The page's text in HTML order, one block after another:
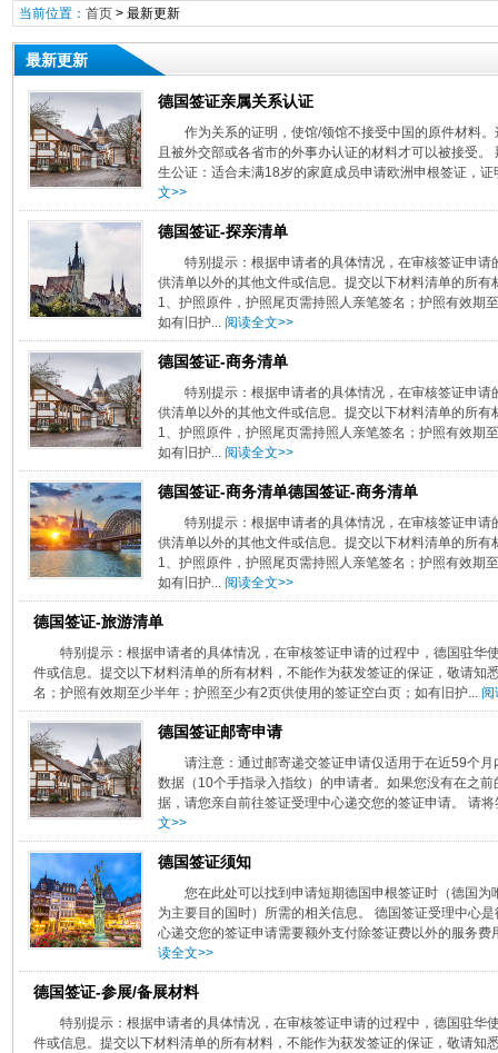
当前位置： 首页> 最新更新
最新更新
德国签证亲属关系认证
作为关系的证明，使馆/领馆不接受中国的原件材料
且被外交部或各省市的外事办认证的材料才可以被接受
生公证：适合未满18岁的家庭成员申请欧洲申根签证，
文>>
德国签证-探亲清单
特别提示：根据申请者的具体情况，在审核签证申
供清单以外的其他文件或信息。提交以下材料清单的所
1、护照原件，护照尾页需持照人亲笔签名；护照有效期
如有旧护... 阅读全文>>
德国签证-商务清单
特别提示：根据申请者的具体情况，在审核签证申
供清单以外的其他文件或信息。提交以下材料清单的所
1、护照原件，护照尾页需持照人亲笔签名；护照有效期
如有旧护... 阅读全文>>
德国签证-商务清单德国签证-商务清单
特别提示：根据申请者的具体情况，在审核签证申
供清单以外的其他文件或信息。提交以下材料清单的所
1、护照原件，护照尾页需持照人亲笔签名；护照有效期
如有旧护... 阅读全文>>
德国签证-旅游清单
特别提示：根据申请者的具体情况，在审核签证申请的过程中，德国驻华
件或信息。提交以下材料清单的所有材料，不能作为获发签证的保证，敬请知
名；护照有效期至少半年；护照至少有2页供使用的签证空白页；如有旧护... 阅
德国签证邮寄申请
请注意：通过邮寄递交签证申请仅适用于在近59个
数据（10个手指录入指纹）的申请者。如果您没有在之
据，请您亲自前往签证受理中心递交您的签证申请。 请
文>>
德国签证须知
您在此处可以找到申请短期德国申根签证时（德国
为主要目的国时）所需的相关信息。 德国签证受理中心
心递交您的签证申请需要额外支付除签证费以外的服务
读全文>>
德国签证-参展/备展材料
特别提示：根据申请者的具体情况，在审核签证申请的过程中，德国驻华
件或信息。提交以下材料清单的所有材料，不能作为获发签证的保证，敬请知